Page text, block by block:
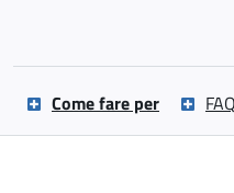
Come fare per FAQ